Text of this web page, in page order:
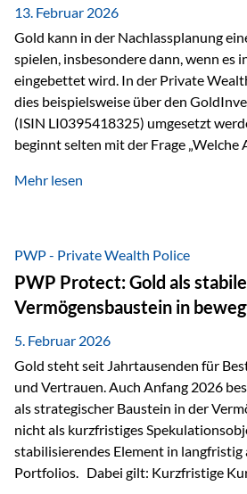
13. Februar 2026
Gold kann in der Nachlassplanung
spielen, insbesondere dann, wenn es
eingebettet wird. In der Private
dies beispielsweise über den
(ISIN LI0395418325) umgesetzt
beginnt selten mit der Frage „Welche
was bekommen – wann – und in
bei größeren Vermögen ist das
Mehr lesen
PWP - Private Wealth Police
PWP Protect: Gold als
Vermögensbaustein in
5. Februar 2026
Gold steht seit Jahrtausenden für
und Vertrauen. Auch Anfang 2026
als strategischer Baustein in der
nicht als kurzfristiges
stabilisierendes Element in langfristig
Portfolios. Dabei gilt: Kurzfristige Kursrückgänge und